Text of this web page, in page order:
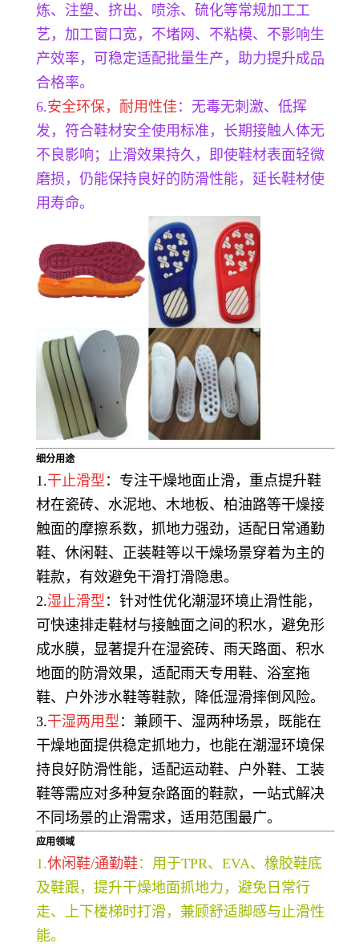
炼、注塑、挤出、喷涂、硫化等常规加工工
艺，加工窗口宽，不堵网、不粘模、不影响生
产效率，可稳定适配批量生产，助力提升成品
合格率。
6.安全环保，耐用性佳 ：无毒无刺激、低挥
发，符合鞋材安全使用标准，长期接触人体无
不良影响；止滑效果持久，即使鞋材表面轻微
磨损，仍能保持良好的防滑性能，延长鞋材使
用寿命。
细分用途
1.干止滑型 ：专注干燥地面止滑，重点提升鞋
材在瓷砖、水泥地、木地板、柏油路等干燥接
触面的摩擦系数，抓地力强劲，适配日常通勤
鞋、休闲鞋、正装鞋等以干燥场景穿着为主的
鞋款，有效避免干滑打滑隐患。
2.湿止滑型 ：针对性优化潮湿环境止滑性能，
可快速排走鞋材与接触面之间的积水，避免形
成水膜，显著提升在湿瓷砖、雨天路面、积水
地面的防滑效果，适配雨天专用鞋、浴室拖
鞋、户外涉水鞋等鞋款，降低湿滑摔倒风险。
3.干湿两用型 ：兼顾干、湿两种场景，既能在
干燥地面提供稳定抓地力，也能在潮湿环境保
持良好防滑性能，适配运动鞋、户外鞋、工装
鞋等需应对多种复杂路面的鞋款，一站式解决
不同场景的止滑需求，适用范围最广。
应用领域
1.休闲鞋/通勤鞋 ：用于TPR、EVA、橡胶鞋底
及鞋跟，提升干燥地面抓地力，避免日常行
走、上下楼梯时打滑，兼顾舒适脚感与止滑性
能。